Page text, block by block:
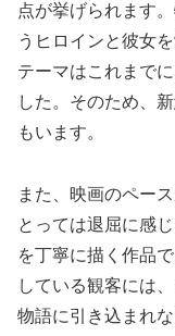
点が挙げられます
うヒロインと彼女
テーマはこれまで
した。そのため、
もいます。
また、映画のペー
とっては退屈に感
を丁寧に描く作品
している観客には
物語に引き込まれ